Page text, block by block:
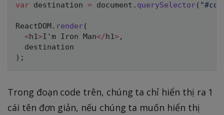
var destination = document . querySelector(
ReactDOM. render(
<h1>I 'm Iron Man</h1>,
) ;
Trong đoạn code trên, chúng ta chỉ hiển thị ra 1
cái tên đơn giản, nếu chúng ta muốn hiển thị